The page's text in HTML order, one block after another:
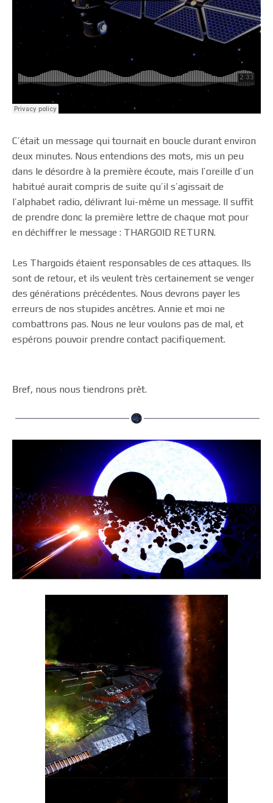
C’était un message qui tournait en boucle durant environ
deux minutes. Nous entendions des mots, mis un peu
dans le désordre à la première écoute, mais l’oreille d’un
habitué aurait compris de suite qu’il s’agissait de
l’alphabet radio, délivrant lui-même un message. Il suffit
de prendre donc la première lettre de chaque mot pour
en déchiffrer le message : THARGOID RETURN.
Les Thargoids étaient responsables de ces attaques. Ils
sont de retour, et ils veulent très certainement se venger
des générations précédentes. Nous devrons payer les
erreurs de nos stupides ancêtres. Annie et moi ne
combattrons pas. Nous ne leur voulons pas de mal, et
espérons pouvoir prendre contact pacifiquement.
Bref, nous nous tiendrons prêt.